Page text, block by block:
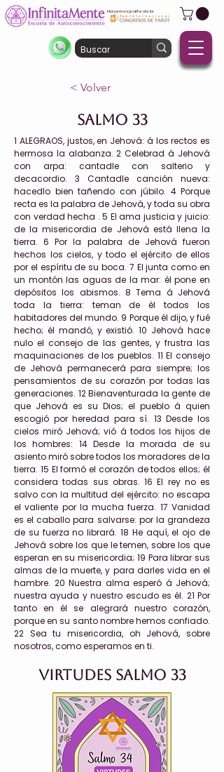
Hacemos parte de la
< Volver
Salmo 33
1 ALEGRAOS, justos, en Jehová: á los rectos es
hermosa la alabanza. 2 Celebrad á Jehová
con arpa: cantadle con salterio y
decacordio. 3 Cantadle canción nueva:
hacedlo bien tañendo con júbilo. 4 Porque
recta es la palabra de Jehová, y toda su obra
con verdad hecha . 5 El ama justicia y juicio:
de la misericordia de Jehová está llena la
tierra. 6 Por la palabra de Jehová fueron
hechos los cielos, y todo el ejército de ellos
por el espíritu de su boca. 7 El junta como en
un montón las aguas de la mar: él pone en
depósitos los abismos. 8 Tema á Jehová
toda la tierra: teman de él todos los
habitadores del mundo. 9 Porque él dijo, y fué
hecho; él mandó, y existió. 10 Jehová hace
nulo el consejo de las gentes, y frustra las
maquinaciones de los pueblos. 11 El consejo
de Jehová permanecerá para siempre; los
pensamientos de su corazón por todas las
generaciones. 12 Bienaventurada la gente de
que Jehová es su Dios; el pueblo á quien
escogió por heredad para sí. 13 Desde los
cielos miró Jehová; vió á todos los hijos de
los hombres: 14 Desde la morada de su
asiento miró sobre todos los moradores de la
tierra. 15 El formó el corazón de todos ellos; él
considera todas sus obras. 16 El rey no es
salvo con la multitud del ejército: no escapa
el valiente por la mucha fuerza. 17 Vanidad
es el caballo para salvarse: por la grandeza
de su fuerza no librará. 18 He aquí, el ojo de
Jehová sobre los que le temen, sobre los que
esperan en su misericordia; 19 Para librar sus
almas de la muerte, y para darles vida en el
hambre. 20 Nuestra alma esperó á Jehová;
nuestra ayuda y nuestro escudo es él. 21 Por
tanto en él se alegrará nuestro corazón,
porque en su santo nombre hemos confiado.
22 Sea tu misericordia, oh Jehová, sobre
nosotros, como esperamos en ti.
Virtudes Salmo 33